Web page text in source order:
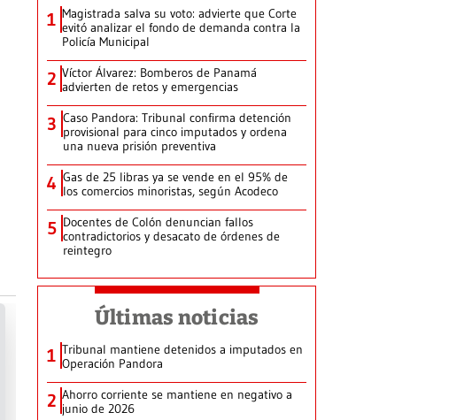
1 Magistrada salva su voto: advierte que Corte
evitó analizar el fondo de demanda contra la
Policía Municipal
2 Víctor Álvarez: Bomberos de Panamá
advierten de retos y emergencias
3 Caso Pandora: Tribunal confirma detención
provisional para cinco imputados y ordena
una nueva prisión preventiva
4 Gas de 25 libras ya se vende en el 95% de
los comercios minoristas, según Acodeco
5 Docentes de Colón denuncian fallos
contradictorios y desacato de órdenes de
reintegro
Últimas noticias
1 Tribunal mantiene detenidos a imputados en
Operación Pandora
2 Ahorro corriente se mantiene en negativo a
junio de 2026